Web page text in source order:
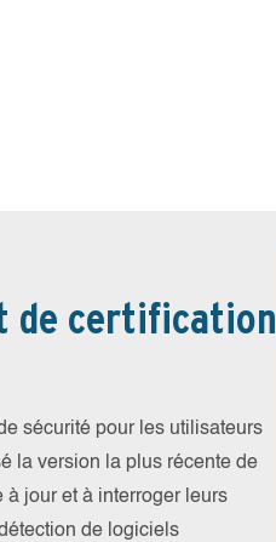
de certification
sécurité pour les utilisateurs
la version la plus récente de
à jour et à interroger leurs
de logiciels